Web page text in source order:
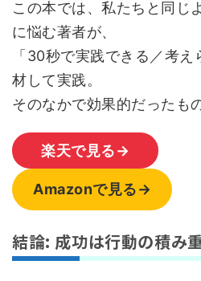
この本では、私たちと同じ
に悩む著者が、
「30秒で実践できる／考
材して実践。
そのなかで効果的だったも
楽天で見る→
Amazonで見る→
結論: 成功は行動の積み